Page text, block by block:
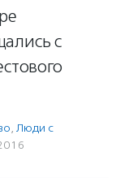
с
, Люди с